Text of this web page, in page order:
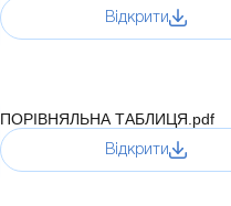
Відкрити
ПОРІВНЯЛЬНА ТАБЛИЦЯ.pdf
Відкрити